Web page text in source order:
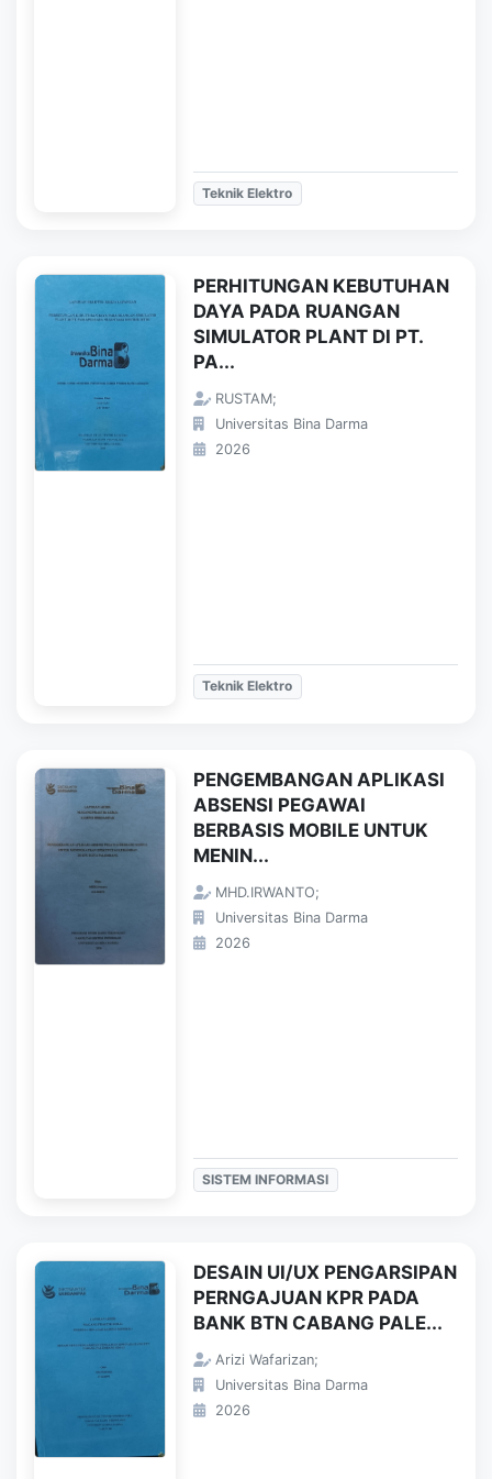
Teknik Elektro
PERHITUNGAN KEBUTUHAN
DAYA PADA RUANGAN
SIMULATOR PLANT DI PT.
PA...
RUSTAM;
Universitas Bina Darma
2026
Teknik Elektro
PENGEMBANGAN APLIKASI
ABSENSI PEGAWAI
BERBASIS MOBILE UNTUK
MENIN...
MHD.IRWANTO;
Universitas Bina Darma
2026
SISTEM INFORMASI
DESAIN UI/UX PENGARSIPAN
PERNGAJUAN KPR PADA
BANK BTN CABANG PALE...
Arizi Wafarizan;
Universitas Bina Darma
2026